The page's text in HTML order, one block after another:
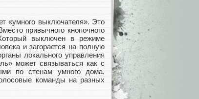
«умного выключателя». Это
привычного кнопочного
выключен в режиме
и загорается на полную
локального управления
может связываться как с
по стенам умного дома.
команды на разных